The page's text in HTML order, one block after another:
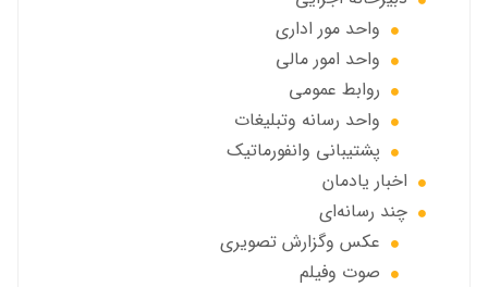
واحد مور اداری
واحد امور مالی
روابط عمومی
واحد رسانه وتبلیغات
پشتیبانی وانفورماتیک
اخبار يادمان
چند رسانه‌ای
عکس وگزارش تصویری
صوت وفيلم